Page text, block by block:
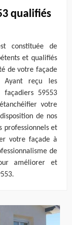
qualifiés
constituée de
et qualifiés
de votre façade
Ayant reçu les
façadiers 59553
votre
de nos
professionnels et
votre façade à
de
améliorer et